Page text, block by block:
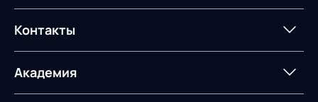
Управление
контейнерным
терминалом
Оборудование для склада
Постпроектное
Проекты
Контакты
Контакты
Академия